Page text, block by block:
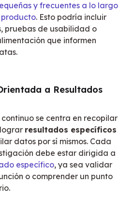
y frecuentes a lo largo
. Esto podría incluir
pruebas de usabilidad o
que informen
a Resultados
se centra en recopilar
resultados específicos
datos por sí mismos. Cada
específico, ya sea validar
o comprender un punto